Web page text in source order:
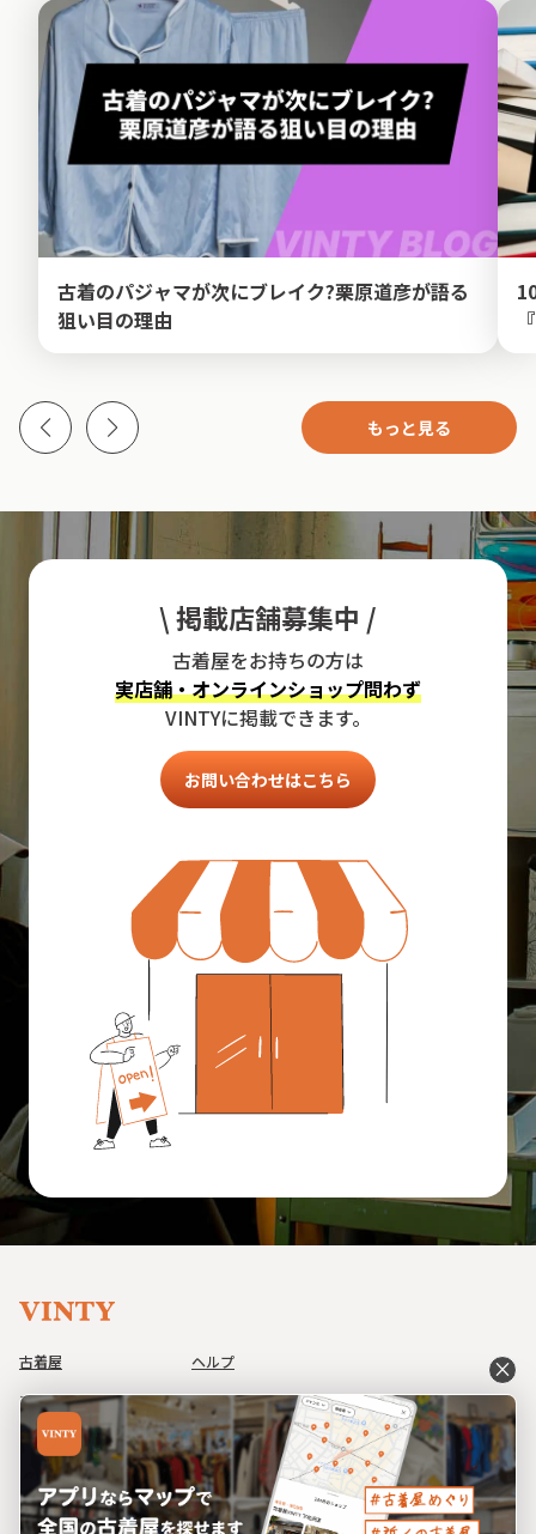
古着のパジャマが次にブレイク?栗原道彦が語る
狙い目の理由
もっと見る
\ 掲載店舗募集中 /
古着屋をお持ちの方は
実店舗・オンラインショップ問わず
VINTYに掲載できます。
お問い合わせはこちら
close
古着屋
アイテム
コーデ
イベント
ブログ
ヘルプ
利用規約
プライバシーポリシー
特定商取引法に基づく表記
運営会社